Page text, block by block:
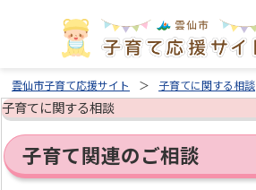
雲仙市子育て応援サイト 子育てに関する相談
子育てに関する相談
子育て関連のご相談